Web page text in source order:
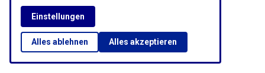
Einstellungen
Alles ablehnen Alles akzeptieren